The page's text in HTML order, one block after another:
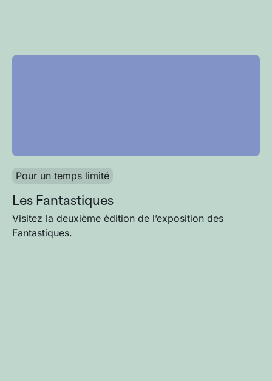
Pour un temps limité
Les Fantastiques
Visitez la deuxième édition de l’exposition des
Fantastiques.